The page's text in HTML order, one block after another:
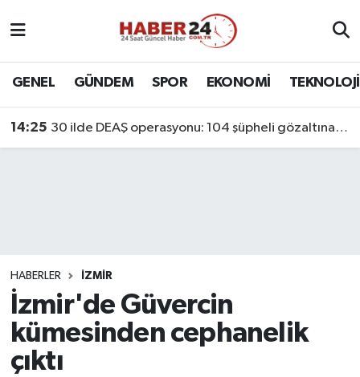
GENEL GÜNDEM SPOR EKONOMİ TEKNOLOJİ
14:25 30 ilde DEAŞ operasyonu: 104 şüpheli gözaltına alındı
HABERLER İZMİR
İzmir'de Güvercin
kümesinden cephanelik
çıktı
Nöbetçi Eczaneler
Son Dakika Haberleri